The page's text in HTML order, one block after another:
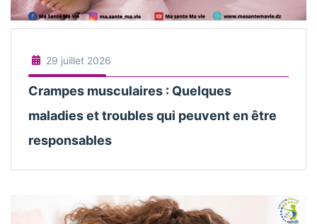
29 juillet 2026
Crampes musculaires : Quelques
maladies et troubles qui peuvent en être
responsables